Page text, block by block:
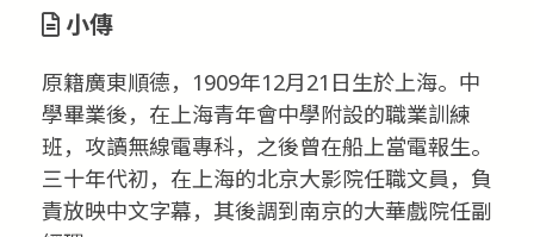
小傳
原籍廣東順德，1909年12月21日生於上海。中
學畢業後，在上海青年會中學附設的職業訓練
班，攻讀無線電專科，之後曾在船上當電報生。
三十年代初，在上海的北京大影院任職文員，負
責放映中文字幕，其後調到南京的大華戲院任副